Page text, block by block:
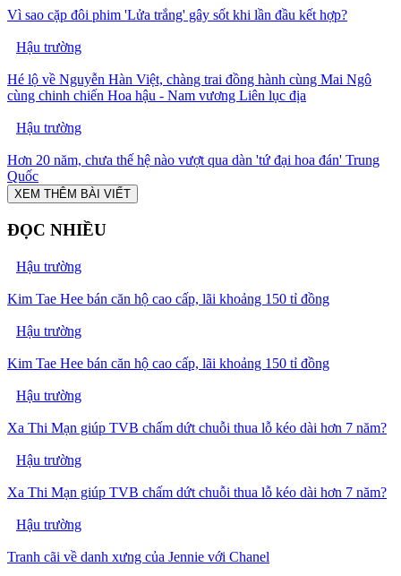
Vì sao cặp đôi phim 'Lửa trắng' gây sốt khi lần đầu kết hợp?
Hậu trường
Hé lộ về Nguyễn Hàn Việt, chàng trai đồng hành cùng Mai Ngô
cùng chinh chiến Hoa hậu - Nam vương Liên lục địa
Hậu trường
Hơn 20 năm, chưa thế hệ nào vượt qua dàn 'tứ đại hoa đán' Trung
Quốc
XEM THÊM BÀI VIẾT
ĐỌC NHIỀU
Hậu trường
Kim Tae Hee bán căn hộ cao cấp, lãi khoảng 150 tỉ đồng
Hậu trường
Kim Tae Hee bán căn hộ cao cấp, lãi khoảng 150 tỉ đồng
Hậu trường
Xa Thi Mạn giúp TVB chấm dứt chuỗi thua lỗ kéo dài hơn 7 năm?
Hậu trường
Xa Thi Mạn giúp TVB chấm dứt chuỗi thua lỗ kéo dài hơn 7 năm?
Hậu trường
Tranh cãi về danh xưng của Jennie với Chanel